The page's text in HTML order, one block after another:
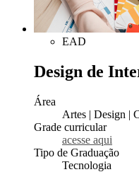
EAD
Design de
Área
Artes | Design |
Grade curricular
acesse aqui
Tipo de Graduação
Tecnologia